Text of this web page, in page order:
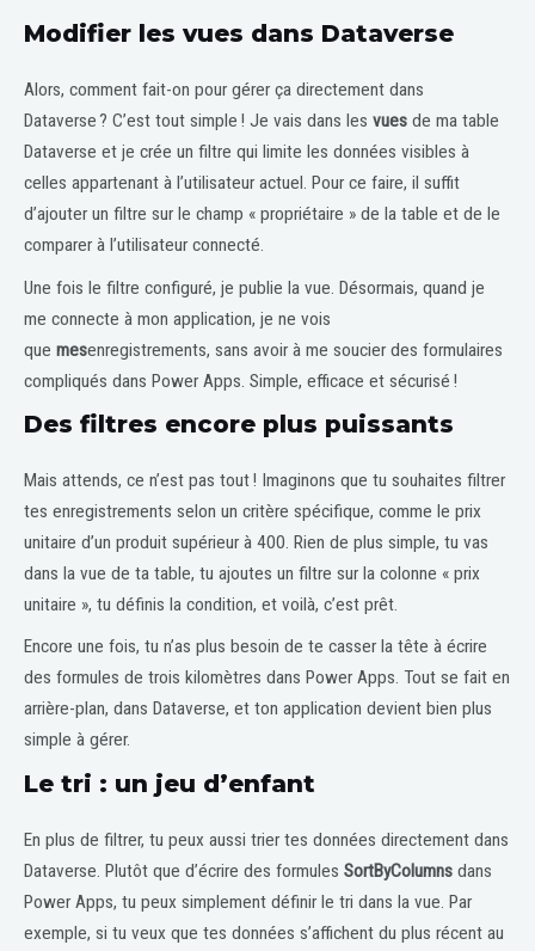
Modifier les vues dans Dataverse
Alors, comment fait-on pour gérer ça directement dans
Dataverse ? C’est tout simple ! Je vais dans les vues de ma table
Dataverse et je crée un filtre qui limite les données visibles à
celles appartenant à l’utilisateur actuel. Pour ce faire, il suffit
d’ajouter un filtre sur le champ « propriétaire » de la table et de le
comparer à l’utilisateur connecté.
Une fois le filtre configuré, je publie la vue. Désormais, quand je
me connecte à mon application, je ne vois
que mesenregistrements, sans avoir à me soucier des formulaires
compliqués dans Power Apps. Simple, efficace et sécurisé !
Des filtres encore plus puissants
Mais attends, ce n’est pas tout ! Imaginons que tu souhaites filtrer
tes enregistrements selon un critère spécifique, comme le prix
unitaire d’un produit supérieur à 400. Rien de plus simple, tu vas
dans la vue de ta table, tu ajoutes un filtre sur la colonne « prix
unitaire », tu définis la condition, et voilà, c’est prêt.
Encore une fois, tu n’as plus besoin de te casser la tête à écrire
des formules de trois kilomètres dans Power Apps. Tout se fait en
arrière-plan, dans Dataverse, et ton application devient bien plus
simple à gérer.
Le tri : un jeu d’enfant
En plus de filtrer, tu peux aussi trier tes données directement dans
Dataverse. Plutôt que d’écrire des formules SortByColumns dans
Power Apps, tu peux simplement définir le tri dans la vue. Par
exemple, si tu veux que tes données s’affichent du plus récent au